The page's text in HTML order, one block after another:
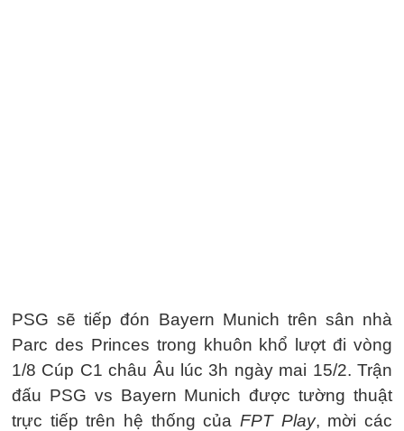
PSG sẽ tiếp đón Bayern Munich trên sân nhà
Parc des Princes trong khuôn khổ lượt đi vòng
1/8 Cúp C1 châu Âu lúc 3h ngày mai 15/2. Trận
đấu PSG vs Bayern Munich được tường thuật
trực tiếp trên hệ thống của FPT Play, mời các